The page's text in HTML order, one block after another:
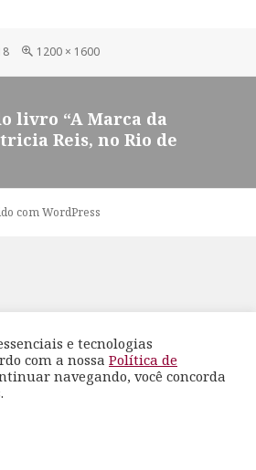
Tamanho
1200 × 1600
livro “A Marca da
Reis, no Rio de
com WordPress
e tecnologias
com a nossa Política de
navegando, você concorda